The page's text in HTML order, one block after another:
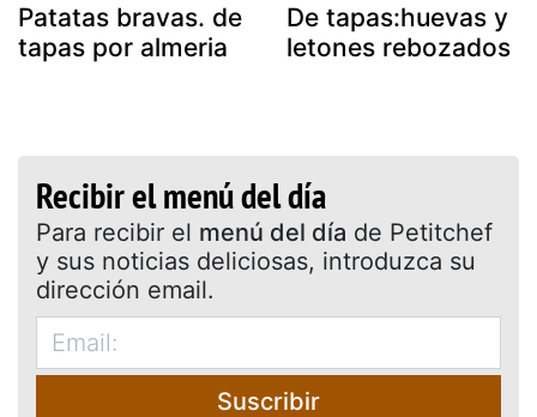
Patatas bravas. de
tapas por almeria
De tapas:huevas y
letones rebozados
Recibir el menú del día
Para recibir el menú del día de Petitchef
y sus noticias deliciosas, introduzca su
dirección email.
Suscribir